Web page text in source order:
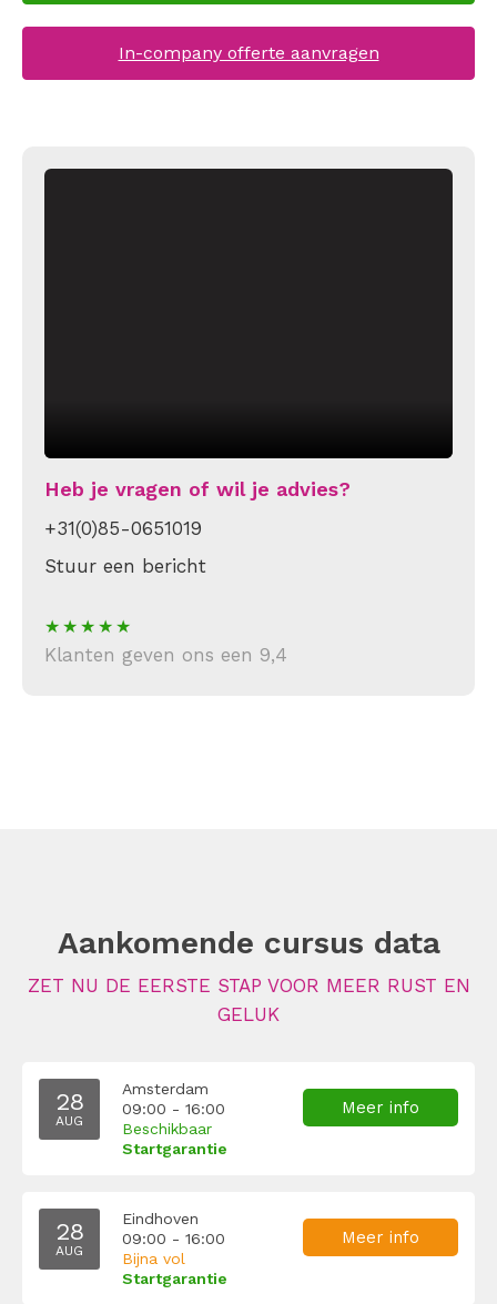
In-company offerte aanvragen
Heb je vragen of wil je advies?
+31(0)85-0651019
Stuur een bericht
Klanten geven ons een 9,4
Aankomende cursus data
ZET NU DE EERSTE STAP VOOR MEER RUST EN
GELUK
28
AUG
Amsterdam
09:00 - 16:00
Beschikbaar
Startgarantie
Meer info
28
AUG
Eindhoven
09:00 - 16:00
Bijna vol
Startgarantie
Meer info